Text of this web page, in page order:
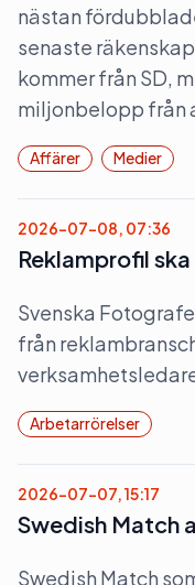
nästan
senaste
kommer från SD,
miljonbelopp från
Affärer Medier
2026-07-08, 07:36
Reklamprofil
Svenska
från
Arbetarrörelser
2026-07-07, 15:17
Swedish Match
Swedish Match